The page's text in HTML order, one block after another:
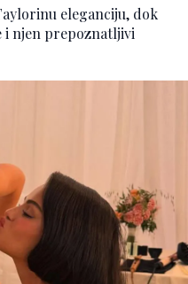
eleganciju, dok
i njen prepoznatljivi